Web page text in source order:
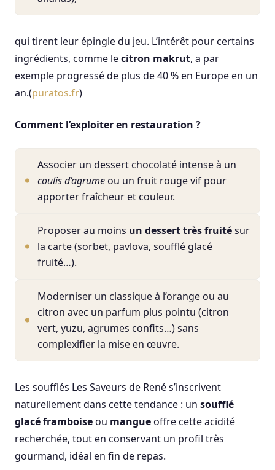
qui tirent leur épingle du jeu. L’intérêt pour certains
ingrédients, comme lecitron makrut, a par
exemple progressé de plus de 40 % en Europe en un
an.(puratos.fr)
Comment l’exploiter en restauration ?
Associer un dessert chocolaté intense à un
coulis d’agrume ou un fruit rouge vif pour
apporter fraîcheur et couleur.
Proposer au moins un dessert très fruitésur
la carte (sorbet, pavlova, soufflé glacé
fruité…).
Moderniser un classique à l’orange ou au
citron avec un parfum plus pointu (citron
vert, yuzu, agrumes confits…) sans
complexifier la mise en œuvre.
Les soufflés Les Saveurs de René s’inscrivent
naturellement dans cette tendance : un soufflé
glacé framboiseou mangueoffre cette acidité
recherchée, tout en conservant un profil très
gourmand, idéal en fin de repas.